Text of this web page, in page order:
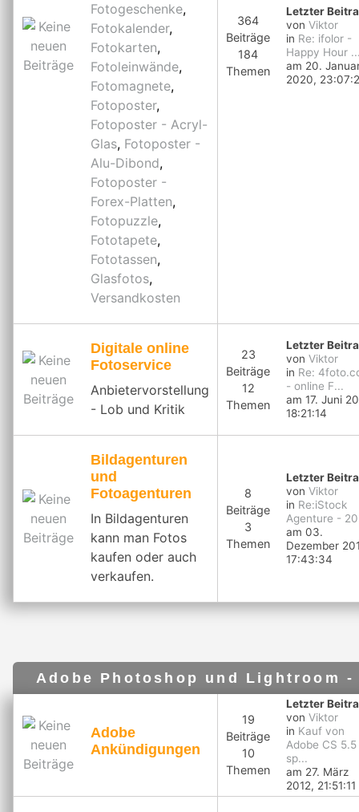
Fotogeschenke,
Fotokalender,
Fotokarten,
Fotoleinwände,
Fotomagnete,
Fotoposter,
Fotoposter - Acryl-
Glas, Fotoposter -
Alu-Dibond,
Fotoposter -
Forex-Platten,
Fotopuzzle,
Fototapete,
Fototassen,
Glasfotos,
Versandkosten
364
Beiträge
184
Themen
Letzter
von Viktor
in Re: ifolor -
Happy Hour
am 20.
2020,
Digitale online
Fotoservice
Anbietervorstellung
- Lob und Kritik
23
Beiträge
12
Themen
Letzter
von Viktor
in Re:
- online F...
am 17. Juni
18:21:14
Bildagenturen
und
Fotoagenturen
In Bildagenturen
kann man Fotos
kaufen oder auch
verkaufen.
8
Beiträge
3
Themen
Letzter
von Viktor
in Re:iStock
Agenture -
am 03.
Dezember
17:43:34
Adobe Photoshop und Lightroom -
digitale Bildbearbeitung
Adobe
Ankündigungen
19
Beiträge
10
Themen
Letzter
von Viktor
in Kauf von
Adobe CS 5.5
sp...
am 27. März
2012, 21:51:11